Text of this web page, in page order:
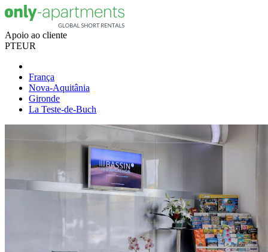
Apoio ao cliente
PTEUR
França
Nova-Aquitânia
Gironde
La Teste-de-Buch